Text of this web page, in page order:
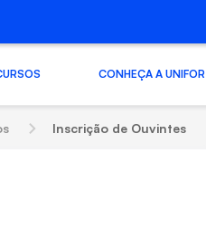
CONHEÇA A UNIFOR
Inscrição de Ouvintes